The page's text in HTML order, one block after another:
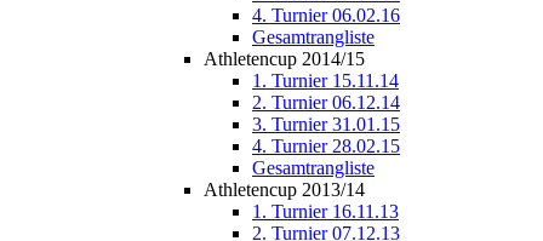
4. Turnier 06.02.16
Gesamtrangliste
Athletencup 2014/15
1. Turnier 15.11.14
2. Turnier 06.12.14
3. Turnier 31.01.15
4. Turnier 28.02.15
Gesamtrangliste
Athletencup 2013/14
1. Turnier 16.11.13
2. Turnier 07.12.13